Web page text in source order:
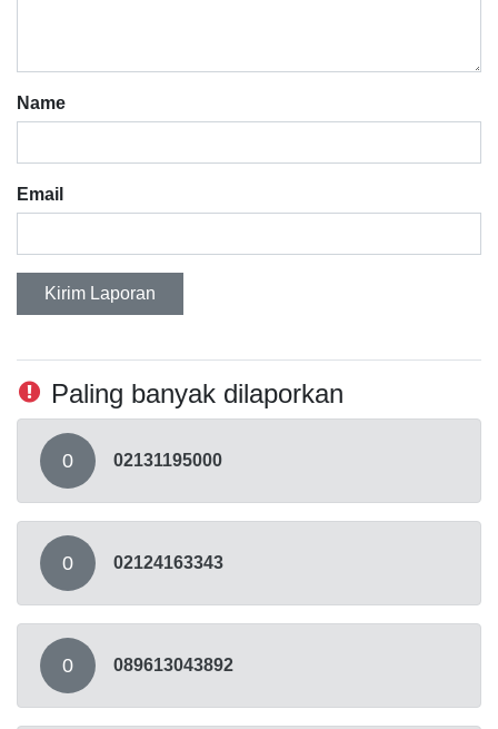
Name
Email
Kirim Laporan
Paling banyak dilaporkan
0 02131195000
0 02124163343
0 089613043892